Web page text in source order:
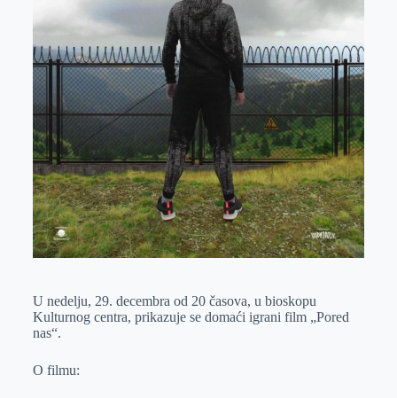
U nedelju, 29. decembra od 20 časova, u bioskopu
Kulturnog centra, prikazuje se domaći igrani film „Pored
nas“.
O filmu: